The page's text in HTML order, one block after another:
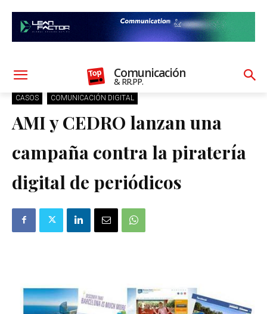
Comunicación
& RR.PP.
CASOS COMUNICACIÓN DIGITAL
AMI y CEDRO lanzan una
campaña contra la piratería
digital de periódicos